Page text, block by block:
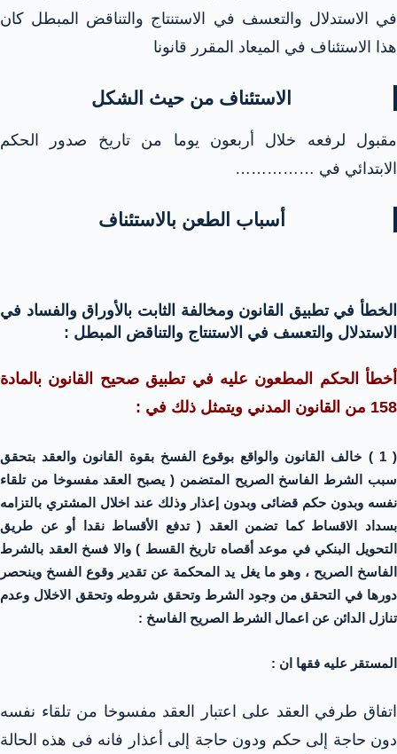
في الاستدلال والتعسف في الاستنتاج والتناقض المبطل كان
هذا الاستئناف في الميعاد المقرر قانونا
الاستئناف من حيث الشكل
مقبول لرفعه خلال أربعون يوما من تاريخ صدور الحكم
الابتدائي في ……………
أسباب الطعن بالاستئناف
الخطأ في تطبيق القانون ومخالفة الثابت بالأوراق والفساد في
الاستدلال والتعسف في الاستنتاج والتناقض المبطل :
أخطأ الحكم المطعون عليه في تطبيق صحيح القانون بالمادة
158 من القانون المدني ويتمثل ذلك في :
( 1 ) خالف القانون والواقع بوقوع الفسخ بقوة القانون والعقد بتحقق
سبب الشرط الفاسخ الصريح المتضمن ( يصبح العقد مفسوخا من تلقاء
نفسه وبدون حكم قضائى وبدون إعذار وذلك عند اخلال المشتري بالتزامه
بسداد الاقساط كما تضمن العقد ( تدفع الأقساط نقدا أو عن طريق
التحويل البنكي في موعد أقصاه تاريخ القسط ) والا فسخ العقد بالشرط
الفاسخ الصريح ، وهو ما يغل يد المحكمة عن تقدير وقوع الفسخ وينحصر
دورها في التحقق من وجود الشرط وتحقق شروطه وتحقق الاخلال وعدم
تنازل الدائن عن اعمال الشرط الصريح الفاسخ :
المستقر عليه فقها ان :
اتفاق طرفي العقد على اعتبار العقد مفسوخا من تلقاء نفسه
دون حاجة إلى حكم ودون حاجة إلى أعذار فانه فى هذه الحالة